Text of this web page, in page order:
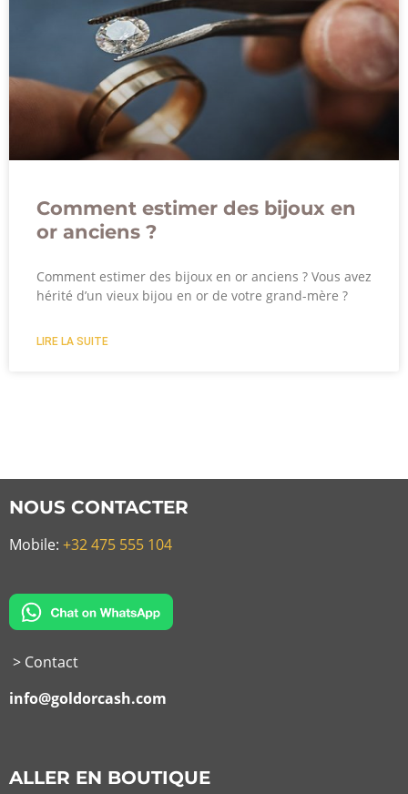
Comment estimer des bijoux en
or anciens ?
Comment estimer des bijoux en or anciens ? Vous avez
hérité d’un vieux bijou en or de votre grand-mère ?
LIRE LA SUITE
NOUS CONTACTER
Mobile: +32 475 555 104
> Contact
info@goldorcash.com
ALLER EN BOUTIQUE